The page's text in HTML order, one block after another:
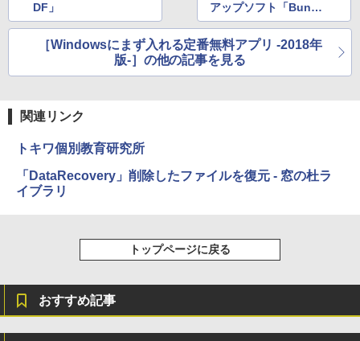
1冊ですべて身につくHTML & CSSとWe
bデザイン入門講座［第2版］
￥1,292
￥1,600
Amazon Kindle Colorsoft | 16GBストレ
ージ、防水、7インチカラーディスプレ
イ、色調調節ライト、最大8週間持続バッ
New Amazon Kindle Scribe Colorsoft |
き、グラファイト
DF」
アップソフト「BunBa
ckup」
［Windowsにまず入れる定番無料アプリ -2018年
版-］の他の記事を見る
関連リンク
トキワ個別教育研究所
「DataRecovery」削除したファイルを復元 - 窓の杜ラ
イブラリ
トップページに戻る
おすすめ記事